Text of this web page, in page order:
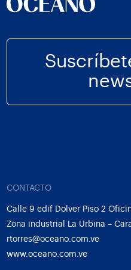
CONTACTO
Calle 9 edif Dolver Piso 2
Zona industrial La Urbina –
rtorres@oceano.com.ve
www.oceano.com.ve